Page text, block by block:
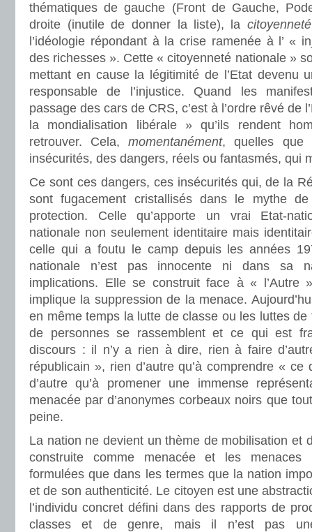
thématiques de gauche (Front de Gauche,
droite (inutile de donner la liste), la
l’idéologie répondant à la crise ramenée à l’ «
des richesses ». Cette « citoyenneté nationale »
mettant en cause la légitimité de l’Etat devenu
responsable de l’injustice. Quand les
passage des cars de CRS, c’est à l’ordre rêvé de
la mondialisation libérale » qu’ils rendent
retrouver. Cela,momentanément, quelles que
insécurités, des dangers, réels ou fantasmés, qui
Ce sont ces dangers, ces insécurités qui, de la
sont fugacement cristallisés dans le mythe
protection. Celle qu’apporte un vrai Etat-
nationale non seulement identitaire mais
celle qui a foutu le camp depuis les années
nationale n’est pas innocente ni dans sa
implications. Elle se construit face à « l’Autre
implique la suppression de la menace.
en même temps la lutte de classe ou les luttes
de personnes se rassemblent et ce qui est
discours : il n’y a rien à dire, rien à faire
républicain », rien d’autre qu’à comprendre « ce
d’autre qu’à promener une immense
menacée par d’anonymes corbeaux noirs que
peine.
La nation ne devient un thème de mobilisation et
construite comme menacée et les
formulées que dans les termes que la nation
et de son authenticité. Le citoyen est une
l’individu concret défini dans des rapports de
classes et de genre, mais il n’est pas